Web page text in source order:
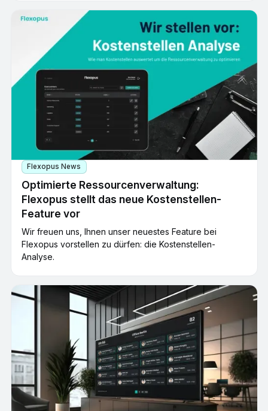
Flexopus News
Optimierte Ressourcenverwaltung:
Flexopus stellt das neue Kostenstellen-
Feature vor
Wir freuen uns, Ihnen unser neuestes Feature bei
Flexopus vorstellen zu dürfen: die Kostenstellen-
Analyse.